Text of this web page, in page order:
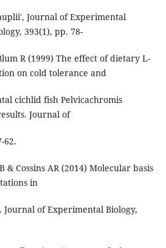
Journal of Experimental
393(1), pp. 78-
R (1999) The effect of dietary L-
on cold tolerance and
cichlid fish Pelvicachromis
Journal of
62.
& Cossins AR (2014) Molecular basis
in
of Experimental Biology,